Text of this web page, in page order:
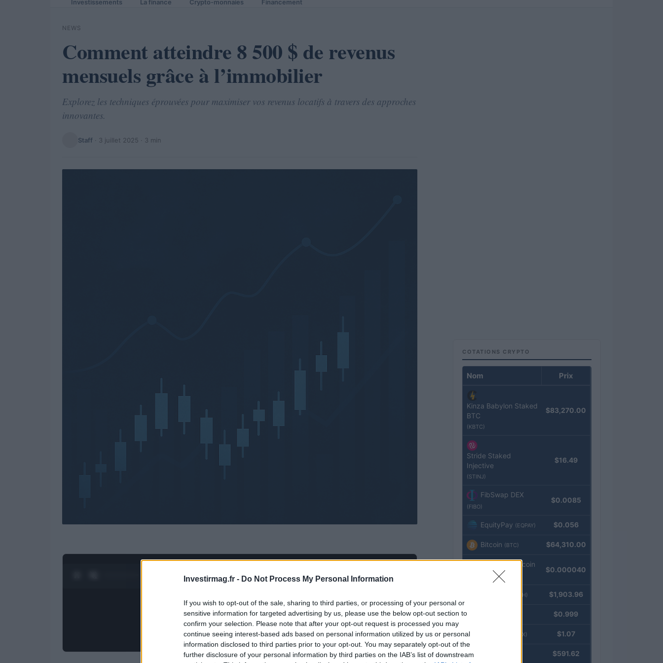
Investirmag.fr - Do Not Process My Personal Information
If you wish to opt-out of the sale, sharing to third parties, or processing of your personal or
sensitive information for targeted advertising by us, please use the below opt-out section to
confirm your selection. Please note that after your opt-out request is processed you may
continue seeing interest-based ads based on personal information utilized by us or personal
information disclosed to third parties prior to your opt-out. You may separately opt-out of the
further disclosure of your personal information by third parties on the IAB’s list of downstream
Investissements La finance Crypto-monnaies Financement
NEWS
Comment atteindre 8 500 $ de revenus
mensuels grâce à l’immobilier
Explorez les techniques éprouvées pour maximiser vos revenus locatifs à travers des approches
innovantes.
Staff · 3 juillet 2025 · 3 min
1 POWERED BYAdhub Media
COTATIONS CRYPTO
Nom Prix
Kinza Babylon Staked
BTC
(KBTC)
$83,270.00
Stride Staked
Injective
(STINJ)
$16.49
FibSwap DEX
(FIBO)
$0.0085
EquityPay (EQPAY) $0.056
Bitcoin (BTC) $64,310.00
VNST Stablecoin
$0.000040
(ETH) $1,903.96
$0.999
(USDEX) $1.07
$591.62